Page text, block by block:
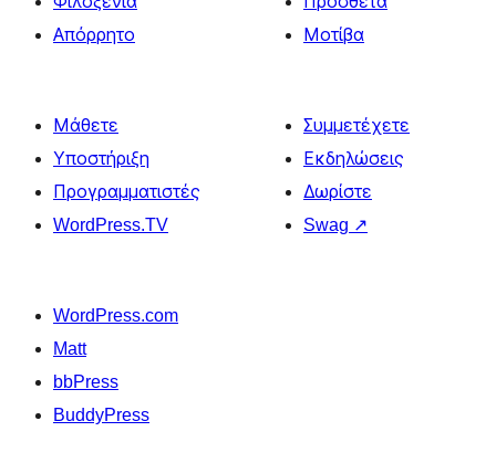
Απόρρητο
Μοτίβα
Μάθετε
Υποστήριξη
Προγραμματιστές
WordPress.TV
Συμμετέχετε
Εκδηλώσεις
Δωρίστε
Swag ↗
WordPress.com
Matt
bbPress
BuddyPress